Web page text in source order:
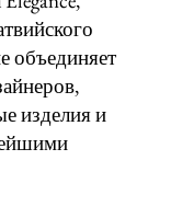
объединяет
изделия и